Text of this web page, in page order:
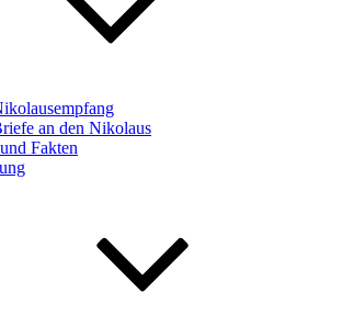
an den Nikolaus
Fakten